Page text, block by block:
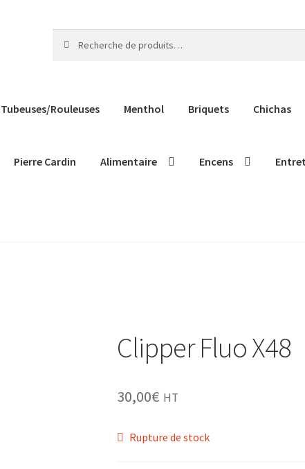
pour :
Tubeuses/Rouleuses Menthol Briquets Chichas
Pierre Cardin Alimentaire Encens
Clipper Fluo X48
30,00€ HT
Rupture de stock